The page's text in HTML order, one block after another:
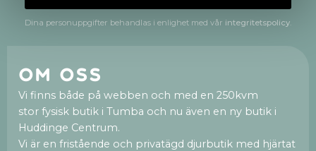
Dina personuppgifter behandlas i enlighet med vår integritetspolicy
Om oss
Vi finns både på webben och med en 250kvm
stor fysisk butik i Tumba och nu även en ny butik i
Huddinge Centrum.
Vi är en fristående och privatägd djurbutik med hjärtat